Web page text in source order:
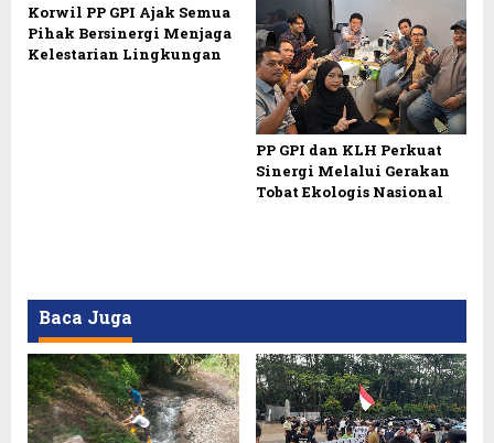
Korwil PP GPI Ajak Semua
Pihak Bersinergi Menjaga
Kelestarian Lingkungan
PP GPI dan KLH Perkuat
Sinergi Melalui Gerakan
Tobat Ekologis Nasional
Baca Juga